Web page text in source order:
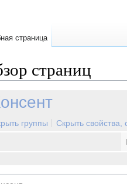
страниц
группы
Скрыть
страница